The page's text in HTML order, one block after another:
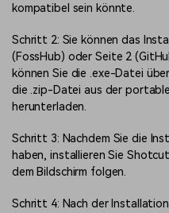
kompatibel sein könnte.
Schritt 2: Sie können das
(FossHub) oder Seite 2
können Sie die .exe-Datei
die .zip-Datei aus der
herunterladen.
Schritt 3: Nachdem Sie die
haben, installieren Sie
dem Bildschirm folgen.
Schritt 4: Nach der